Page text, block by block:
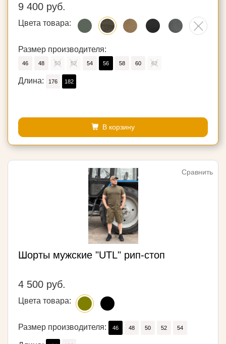
9 400 руб.
Цвета товара:
Размер производителя:
46 48 50 52 54 56 58 60 62
Длина: 176 182
В корзину
Сравнить
Шорты мужские "UTL" рип-стоп
4 500 руб.
Цвета товара:
Размер производителя: 46 48 50 52 54